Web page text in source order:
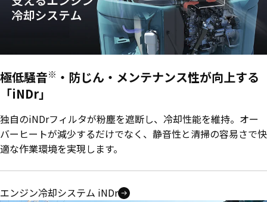
極低騒音※ ・防じん・メンテナンス性が向上する
「iNDr」
独自のiNDrフィルタが粉塵を遮断し、冷却性能を維持。オー
バーヒートが減少するだけでなく、静音性と清掃の容易さで快
適な作業環境を実現します。
エンジン冷却システム iNDr